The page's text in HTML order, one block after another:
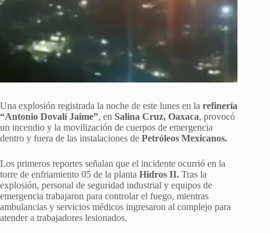
Una explosión registrada la noche de este lunes en la refinería
“Antonio Dovalí Jaime”, en Salina Cruz, Oaxaca, provocó
un incendio y la movilización de cuerpos de emergencia
dentro y fuera de las instalaciones de Petróleos Mexicanos.
Los primeros reportes señalan que el incidente ocurrió en la
torre de enfriamiento 05 de la planta Hidros II. Tras la
explosión, personal de seguridad industrial y equipos de
emergencia trabajaron para controlar el fuego, mientras
ambulancias y servicios médicos ingresaron al complejo para
atender a trabajadores lesionados.